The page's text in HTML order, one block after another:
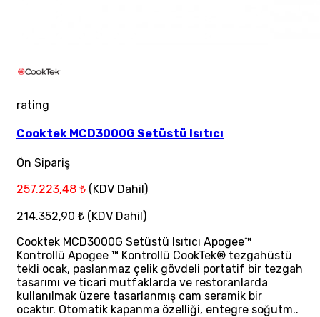
rating
Cooktek MCD3000G Setüstü Isıtıcı
Ön Sipariş
257.223,48 ₺ (KDV Dahil)
214.352,90 ₺ (KDV Dahil)
Cooktek MCD3000G Setüstü Isıtıcı Apogee™
Kontrollü Apogee ™ Kontrollü CookTek® tezgahüstü
tekli ocak, paslanmaz çelik gövdeli portatif bir tezgah
tasarımı ve ticari mutfaklarda ve restoranlarda
kullanılmak üzere tasarlanmış cam seramik bir
ocaktır. Otomatik kapanma özelliği, entegre soğutm..